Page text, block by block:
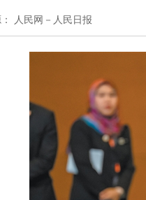
人民网－人民日报